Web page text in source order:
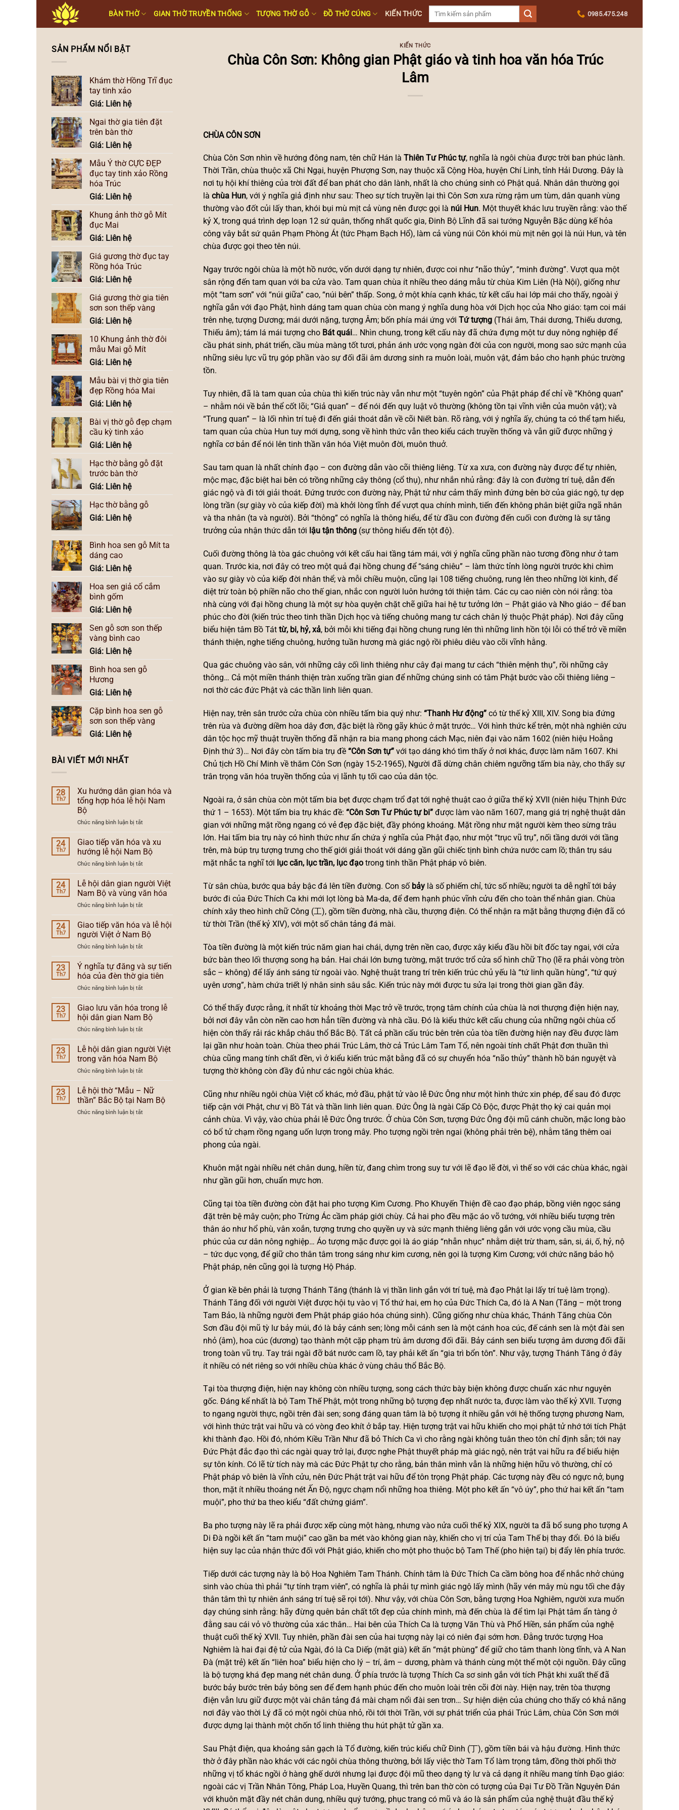
content
BÀN THỜ GIAN THỜ TRUYỀN THỐNG TƯỢNG THỜ GỖ ĐỒ THỜ CÚNG KIẾN THỨC
Tìm
0985.475.248
SẢN PHẨM NỔI BẬT
Khám thờ Hồng Trĩ đục
tay tinh xảo
Giá: Liên hệ
Ngai thờ gia tiên đặt
trên bàn thờ
Giá: Liên hệ
Mẫu Ỷ thờ CỰC ĐẸP
đục tay tinh xảo Rồng
hóa Trúc
Giá: Liên hệ
Khung ảnh thờ gỗ Mít
đục Mai
Giá: Liên hệ
Giá gương thờ đục tay
Rồng hóa Trúc
Giá: Liên hệ
Giá gương thờ gia tiên
sơn son thếp vàng
Giá: Liên hệ
10 Khung ảnh thờ đôi
mẫu Mai gỗ Mít
Giá: Liên hệ
Mẫu bài vị thờ gia tiên
đẹp Rồng hóa Mai
Giá: Liên hệ
Bài vị thờ gỗ đẹp chạm
cầu kỳ tinh xảo
Giá: Liên hệ
Hạc thờ bằng gỗ đặt
trước bàn thờ
Giá: Liên hệ
Hạc thờ bằng gỗ
Giá: Liên hệ
Bình hoa sen gỗ Mít ta
dáng cao
Giá: Liên hệ
Hoa sen giả cổ cắm
bình gốm
Giá: Liên hệ
Sen gỗ sơn son thếp
vàng bình cao
Giá: Liên hệ
Bình hoa sen gỗ
Hương
Giá: Liên hệ
Cặp bình hoa sen gỗ
sơn son thếp vàng
Giá: Liên hệ
BÀI VIẾT MỚI NHẤT
28
Th7
Xu hướng dân gian hóa và
tổng hợp hóa lễ hội Nam
Bộ
Chức năng bình luận bị tắtở
Xu
hướng
dân
gian
hóa
và
tổng
hợp
lễ
hội
Nam
Bộ
24
Th7
Giao tiếp văn hóa và xu
hướng lễ hội Nam Bộ
Chức năng bình luận bị tắtở
Giao
tiếp
văn
hóa
và
xu
hướng
lễ
hội
Nam
Bộ
24
Th7
Lễ hội dân gian người Việt
Nam Bộ và vùng văn hóa
Chức năng bình luận bị tắtở
Lễ
hội
dân
gian
người
Việt
Nam
Bộ
vùng
văn
hóa
24
Th7
Giao tiếp văn hóa và lễ hội
người Việt ở Nam Bộ
Chức năng bình luận bị tắtở
Giao
tiếp
văn
hóa
và
lễ
hội
người
Việt
ở
Nam
Bộ
23
Th7
Ý nghĩa tự đăng và sự tiến
hóa của đèn thờ gia tiên
Chức năng bình luận bị tắtở
Ý
nghĩa
tự
đăng
và
sự
tiến
hóa
đèn
thờ
gia
tiên
23
Th7
Giao lưu văn hóa trong lễ
hội dân gian Nam Bộ
Chức năng bình luận bị tắtở
Giao
lưu
văn
hóa
trong
lễ
hội
dân
Nam
23
Th7
Lễ hội dân gian người Việt
trong văn hóa Nam Bộ
Chức năng bình luận bị tắtở
Lễ
hội
gian
người
23
Th7
Lễ hội thờ “Mẫu – Nữ
thần” Bắc Bộ tại Nam Bộ
Chức năng bình luận bị tắtở
KIẾN THỨC
Chùa Côn Sơn: Không gian Phật giáo và tinh hoa văn hóa Trúc
Lâm
CHÙA CÔN SƠN
Chùa Côn Sơn nhìn về hướng đông nam, tên chữ Hán là Thiên Tư Phúc tự, nghĩa là ngôi chùa được trời ban phúc lành.
Thời Trần, chùa thuộc xã Chi Ngại, huyện Phượng Sơn, nay thuộc xã Cộng Hòa, huyện Chí Linh, tỉnh Hải Dương. Đây là
nơi tụ hội khí thiêng của trời đất để ban phát cho dân lành, nhất là cho chúng sinh có Phật quả. Nhân dân thường gọi
là chùa Hun, với ý nghĩa giả định như sau: Theo sự tích truyền lại thì Côn Sơn xưa rừng rậm um tùm, dân quanh vùng
thường vào đốt củi lấy than, khói bụi mù mịt cả vùng nên được gọi là núi Hun. Một thuyết khác lưu truyền rằng: vào thế
kỷ X, trong quá trình dẹp loạn 12 sứ quân, thống nhất quốc gia, Đinh Bộ Lĩnh đã sai tướng Nguyễn Bặc dùng kế hỏa
công vây bắt sứ quân Phạm Phòng Át (tức Phạm Bạch Hổ), làm cả vùng núi Côn khói mù mịt nên gọi là núi Hun, và tên
chùa được gọi theo tên núi.
Ngay trước ngôi chùa là một hồ nước, vốn dưới dạng tự nhiên, được coi như “não thủy”, “minh đường”. Vượt qua một
sân rộng đến tam quan với ba cửa vào. Tam quan chùa ít nhiều theo dáng mẫu từ chùa Kim Liên (Hà Nội), giống như
một “tam sơn” với “núi giữa” cao, “núi bên” thấp. Song, ở một khía cạnh khác, từ kết cấu hai lớp mái cho thấy, ngoài ý
nghĩa gắn với đạo Phật, hình dáng tam quan chùa còn mang ý nghĩa dung hòa với Dịch học của Nho giáo: tạm coi mái
trên nhẹ, tượng Dương; mái dưới nặng, tượng Âm; bốn phía mái ứng với Tứ tượng (Thái âm, Thái dương, Thiếu dương,
Thiếu âm); tám lá mái tượng cho Bát quái… Nhìn chung, trong kết cấu này đã chứa đựng một tư duy nông nghiệp để
cầu phát sinh, phát triển, cầu mùa màng tốt tươi, phản ánh ước vọng ngàn đời của con người, mong sao sức mạnh của
những siêu lực vũ trụ góp phần vào sự đối đãi âm dương sinh ra muôn loài, muôn vật, đảm bảo cho hạnh phúc trường
tồn.
Tuy nhiên, đã là tam quan của chùa thì kiến trúc này vẫn như một “tuyên ngôn” của Phật pháp để chỉ về “Không quan”
– nhằm nói về bản thể cốt lõi; “Giả quan” – để nói đến quy luật vô thường (không tồn tại vĩnh viễn của muôn vật); và
“Trung quan” – là lối nhìn trí tuệ đi đến giải thoát dẫn về cõi Niết bàn. Rõ ràng, với ý nghĩa ấy, chúng ta có thể tạm hiểu,
tam quan của chùa Hun tuy mới dựng, song về hình thức vẫn theo kiểu cách truyền thống và vẫn giữ được những ý
nghĩa cơ bản để nói lên tinh thần văn hóa Việt muôn đời, muôn thuở.
Sau tam quan là nhất chính đạo – con đường dẫn vào cõi thiêng liêng. Từ xa xưa, con đường này được để tự nhiên,
mộc mạc, đặc biệt hai bên có trồng những cây thông (cổ thụ), như nhắn nhủ rằng: đây là con đường trí tuệ, dẫn đến
giác ngộ và đi tới giải thoát. Đứng trước con đường này, Phật tử như cảm thấy mình đứng bên bờ của giác ngộ, tự dẹp
lòng trần (sự giày vò của kiếp đời) mà khởi lòng tĩnh để vượt qua chính mình, tiến đến không phân biệt giữa ngã nhân
và tha nhân (ta và người). Bởi “thông” có nghĩa là thông hiểu, để từ đầu con đường đến cuối con đường là sự tăng
trưởng của nhận thức dẫn tới lậu tận thông (sự thông hiểu đến tột độ).
Cuối đường thông là tòa gác chuông với kết cấu hai tầng tám mái, với ý nghĩa cũng phần nào tương đồng như ở tam
quan. Trước kia, nơi đây có treo một quả đại hồng chung để “sáng chiêu” – làm thức tỉnh lòng người trước khi chìm
vào sự giày vò của kiếp đời nhân thể; và mỗi chiều muộn, cũng lại 108 tiếng chuông, rung lên theo những lời kinh, để
diệt trừ toàn bộ phiền não cho thế gian, nhắc con người luôn hướng tới thiện tâm. Các cụ cao niên còn nói rằng: tòa
nhà cùng với đại hồng chung là một sự hòa quyện chặt chẽ giữa hai hệ tư tưởng lớn – Phật giáo và Nho giáo – để ban
phúc cho đời (kiến trúc theo tinh thần Dịch học và tiếng chuông mang tư cách chân lý thuộc Phật pháp). Nơi đây cũng
biểu hiện tâm Bồ Tát từ, bi, hỷ, xả, bởi mỗi khi tiếng đại hồng chung rung lên thì những linh hồn tội lỗi có thể trở về miền
thánh thiện, nghe tiếng chuông, hưởng tuần hương mà giác ngộ rồi phiêu diêu vào cõi vĩnh hằng.
Qua gác chuông vào sân, với những cây cối linh thiêng như cây đại mang tư cách “thiên mệnh thụ”, rồi những cây
thông… Cả một miền thánh thiện tràn xuống trần gian để những chúng sinh có tâm Phật bước vào cõi thiêng liêng –
nơi thờ các đức Phật và các thần linh liên quan.
Hiện nay, trên sân trước cửa chùa còn nhiều tấm bia quý như: “Thanh Hư động” có từ thế kỷ XIII, XIV. Song bia đứng
trên rùa và đường diềm hoa dây đơn, đặc biệt là rồng gãy khúc ở mặt trước… Với hình thức kể trên, một nhà nghiên cứu
dân tộc học mỹ thuật truyền thống đã nhận ra bia mang phong cách Mạc, niên đại vào năm 1602 (niên hiệu Hoằng
Định thứ 3)… Nơi đây còn tấm bia trụ đề “Côn Sơn tự” với tạo dáng khó tìm thấy ở nơi khác, được làm năm 1607. Khi
Chủ tịch Hồ Chí Minh về thăm Côn Sơn (ngày 15-2-1965), Người đã dừng chân chiêm ngưỡng tấm bia này, cho thấy sự
trân trọng văn hóa truyền thống của vị lãnh tụ tối cao của dân tộc.
Ngoài ra, ở sân chùa còn một tấm bia bẹt được chạm trổ đạt tới nghệ thuật cao ở giữa thế kỷ XVII (niên hiệu Thịnh Đức
thứ 1 – 1653). Một tấm bia trụ khác đề: “Côn Sơn Tư Phúc tự bi” được làm vào năm 1607, mang giá trị nghệ thuật dân
gian với những mặt rồng ngang có vẻ đẹp đặc biệt, đầy phóng khoáng. Mặt rồng như mặt người kèm theo sừng trâu
lớn. Hai tấm bia trụ này có hình thức như ẩn chứa ý nghĩa của Phật đạo, như một “trục vũ trụ”, nối tầng dưới với tầng
trên, mà búp trụ tượng trưng cho thế giới giải thoát với dáng gần gũi chiếc tịnh bình chứa nước cam lồ; thân trụ sáu
mặt nhắc ta nghĩ tới lục căn, lục trần, lục đạo trong tinh thần Phật pháp vô biên.
Từ sân chùa, bước qua bảy bậc đá lên tiền đường. Con số bảy là số phiếm chỉ, tức số nhiều; người ta dễ nghĩ tới bảy
bước đi của Đức Thích Ca khi mới lọt lòng bà Ma-da, để đem hạnh phúc vĩnh cửu đến cho toàn thể nhân gian. Chùa
chính xây theo hình chữ Công (工), gồm tiền đường, nhà cầu, thượng điện. Có thể nhận ra mặt bằng thượng điện đã có
từ thời Trần (thế kỷ XIV), với một số chân tảng đá mài.
Tòa tiền đường là một kiến trúc năm gian hai chái, dựng trên nền cao, được xây kiểu đầu hồi bít đốc tay ngai, với cửa
bức bàn theo lối thượng song hạ bản. Hai chái lớn bưng tường, mặt trước trổ cửa sổ hình chữ Thọ (lẽ ra phải vòng tròn
sắc – không) để lấy ánh sáng từ ngoài vào. Nghệ thuật trang trí trên kiến trúc chủ yếu là “tứ linh quần hùng”, “tứ quý
uyên ương”, hàm chứa triết lý nhân sinh sâu sắc. Kiến trúc này mới được tu sửa lại trong thời gian gần đây.
Có thể thấy được rằng, ít nhất từ khoảng thời Mạc trở về trước, trọng tâm chính của chùa là nơi thượng điện hiện nay,
bởi nơi đây vẫn còn nền cao hơn hẳn tiền đường và nhà cầu. Đó là kiểu thức kết cấu chung của những ngôi chùa cổ
hiện còn thấy rải rác khắp châu thổ Bắc Bộ. Tất cả phần cấu trúc bên trên của tòa tiền đường hiện nay đều được làm
lại gần như hoàn toàn. Chùa theo phái Trúc Lâm, thờ cả Trúc Lâm Tam Tổ, nên ngoài tính chất Phật đơn thuần thì
chùa cũng mang tính chất đền, vì ở kiểu kiến trúc mặt bằng đã có sự chuyển hóa “não thủy” thành hồ bán nguyệt và
tượng thờ không còn đầy đủ như các ngôi chùa khác.
Cũng như nhiều ngôi chùa Việt cổ khác, mở đầu, phật tử vào lễ Đức Ông như một hình thức xin phép, để sau đó được
tiếp cận với Phật, chư vị Bồ Tát và thần linh liên quan. Đức Ông là ngài Cấp Cô Độc, được Phật thọ ký cai quản mọi
cảnh chùa. Vì vậy, vào chùa phải lễ Đức Ông trước. Ở chùa Côn Sơn, tượng Đức Ông đội mũ cánh chuồn, mặc long bào
có bổ tử chạm rồng ngang uốn lượn trong mây. Pho tượng ngồi trên ngai (không phải trên bệ), nhằm tăng thêm oai
phong của ngài.
Khuôn mặt ngài nhiều nét chân dung, hiền từ, đang chìm trong suy tư với lẽ đạo lẽ đời, vì thế so với các chùa khác, ngài
như gần gũi hơn, chuẩn mực hơn.
Cũng tại tòa tiền đường còn đặt hai pho tượng Kim Cương. Pho Khuyến Thiện đề cao đạo pháp, bồng viên ngọc sáng
đặt trên bệ mây cuộn; pho Trừng Ác cầm pháp giới chùy. Cả hai pho đều mặc áo võ tướng, với nhiều biểu tượng trên
thân áo như hổ phù, vân xoắn, tượng trưng cho quyền uy và sức mạnh thiêng liêng gắn với ước vọng cầu mùa, cầu
phúc của cư dân nông nghiệp… Áo tượng mặc được gọi là áo giáp “nhẫn nhục” nhằm diệt trừ tham, sân, si, ái, ố, hỷ, nộ
– tức dục vọng, để giữ cho thân tâm trong sáng như kim cương, nên gọi là tượng Kim Cương; với chức năng bảo hộ
Phật pháp, nên cũng gọi là tượng Hộ Pháp.
Ở gian kề bên phải là tượng Thánh Tăng (thánh là vị thần linh gắn với trí tuệ, mà đạo Phật lại lấy trí tuệ làm trọng).
Thánh Tăng đối với người Việt được hội tụ vào vị Tổ thứ hai, em họ của Đức Thích Ca, đó là A Nan (Tăng – một trong
Tam Bảo, là những người đem Phật pháp giáo hóa chúng sinh). Cũng giống như chùa khác, Thánh Tăng chùa Côn
Sơn đầu đội mũ tỳ lư bảy múi, đó là bảy cánh sen; lòng mỗi cánh sen là một cánh hoa cúc, đế cánh sen là một đài sen
nhỏ (âm), hoa cúc (dương) tạo thành một cặp phạm trù âm dương đối đãi. Bảy cánh sen biểu tượng âm dương đối đãi
trong toàn vũ trụ. Tay trái ngài đỡ bát nước cam lồ, tay phải kết ấn “gia trì bổn tôn”. Như vậy, tượng Thánh Tăng ở đây
ít nhiều có nét riêng so với nhiều chùa khác ở vùng châu thổ Bắc Bộ.
Tại tòa thượng điện, hiện nay không còn nhiều tượng, song cách thức bày biện không được chuẩn xác như nguyên
gốc. Đáng kể nhất là bộ Tam Thế Phật, một trong những bộ tượng đẹp nhất nước ta, được làm vào thế kỷ XVII. Tượng
to ngang người thực, ngồi trên đài sen; song đáng quan tâm là bộ tượng ít nhiều gắn với hệ thống tượng phương Nam,
với hình thức trật vai hữu và có vòng đeo khít ở bắp tay. Hiện tượng trật vai hữu khiến cho mọi phật tử nhớ tới tích Phật
khi thành đạo. Hồi đó, nhóm Kiều Trần Như đã bỏ Thích Ca vì cho rằng ngài không tuân theo tôn chỉ định sẵn; tới nay
Đức Phật đắc đạo thì các ngài quay trở lại, được nghe Phật thuyết pháp mà giác ngộ, nên trật vai hữu ra để biểu hiện
sự tôn kính. Có lẽ từ tích này mà các Đức Phật tự cho rằng, bản thân mình vẫn là những hiện hữu vô thường, chỉ có
Phật pháp vô biên là vĩnh cửu, nên Đức Phật trật vai hữu để tôn trọng Phật pháp. Các tượng này đều có ngực nở, bụng
thon, mặt ít nhiều thoáng nét Ấn Độ, ngực chạm nổi những hoa thiêng. Một pho kết ấn “vô úy”, pho thứ hai kết ấn “tam
muội”, pho thứ ba theo kiểu “đất chứng giám”.
Ba pho tượng này lẽ ra phải được xếp cùng một hàng, nhưng vào nửa cuối thế kỷ XIX, người ta đã bổ sung pho tượng A
Di Đà ngồi kết ấn “tam muội” cao gần ba mét vào không gian này, khiến cho vị trí của Tam Thế bị thay đổi. Đó là biểu
hiện suy lạc của nhận thức đối với Phật giáo, khiến cho một pho thuộc bộ Tam Thế (pho hiện tại) bị đẩy lên phía trước.
Tiếp dưới các tượng này là bộ Hoa Nghiêm Tam Thánh. Chính tâm là Đức Thích Ca cầm bông hoa để nhắc nhở chúng
sinh vào chùa thì phải “tự tính trạm viên”, có nghĩa là phải tự mình giác ngộ lấy mình (hãy vén mây mù ngu tối che đậy
thân tâm thì tự nhiên ánh sáng trí tuệ sẽ rọi tới). Như vậy, với chùa Côn Sơn, bằng tượng Hoa Nghiêm, người xưa muốn
dạy chúng sinh rằng: hãy đừng quên bản chất tốt đẹp của chính mình, mà đến chùa là để tìm lại Phật tâm ẩn tàng ở
đằng sau cái vỏ vô thường của xác thân… Hai bên của Thích Ca là tượng Văn Thù và Phổ Hiền, sản phẩm của nghệ
thuật cuối thế kỷ XVII. Tuy nhiên, phần đài sen của hai tượng này lại có niên đại sớm hơn. Đằng trước tượng Hoa
Nghiêm là hai đại đệ tử của Ngài, đó là Ca Diếp (mặt già) kết ấn “mật phùng” để giữ cho tâm thanh lòng tĩnh, và A Nan
Đà (mặt trẻ) kết ấn “liên hoa” biểu hiện cho lý – trí, âm – dương, phàm và thánh cùng một thể một cội nguồn. Đây cũng
là bộ tượng khá đẹp mang nét chân dung. Ở phía trước là tượng Thích Ca sơ sinh gắn với tích Phật khi xuất thế đã
bước bảy bước trên bảy bông sen để đem hạnh phúc đến cho muôn loài trên cõi đời này. Hiện nay, trên tòa thượng
điện vẫn lưu giữ được một vài chân tảng đá mài chạm nổi đài sen trơn… Sự hiện diện của chúng cho thấy có khả năng
nơi đây vào thời Lý đã có một ngôi chùa nhỏ, rồi tới thời Trần, với sự phát triển của phái Trúc Lâm, chùa Côn Sơn mới
được dựng lại thành một chốn tổ linh thiêng thu hút phật tử gần xa.
Sau Phật điện, qua khoảng sân gạch là Tổ đường, kiến trúc kiểu chữ Đinh (丁), gồm tiền bái và hậu đường. Hình thức
thờ ở đây phần nào khác với các ngôi chùa thông thường, bởi lấy việc thờ Tam Tổ làm trọng tâm, đồng thời phối thờ
những vị tổ khác ngồi ở hàng ghế dưới nhưng lại được đội mũ theo dạng tỳ lư và cả dạng ít nhiều mang tính Đạo giáo:
ngoài các vị Trần Nhân Tông, Pháp Loa, Huyền Quang, thì trên ban thờ còn có tượng của Đại Tư Đồ Trần Nguyên Đán
với khuôn mặt đầy nét chân dung, nhiều quý tướng, phục trang có mũ và áo là sản phẩm của nghệ thuật đầu thế kỷ